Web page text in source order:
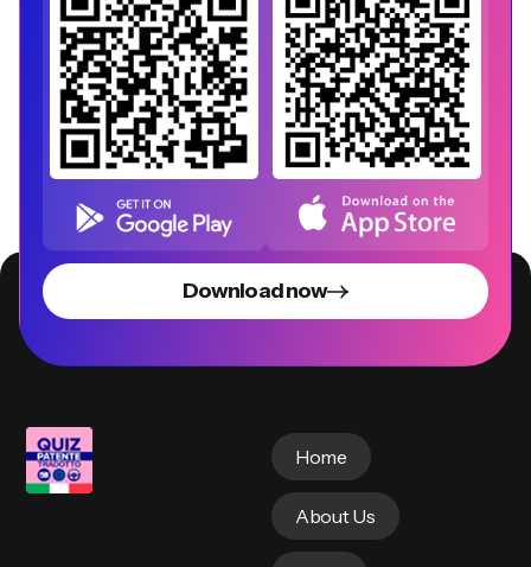
Download now
Home
About Us